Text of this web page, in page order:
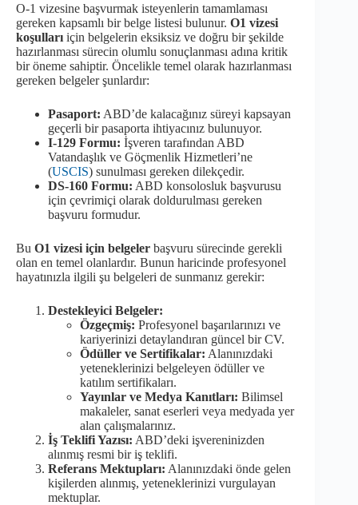
O-1 vizesine başvurmak isteyenlerin tamamlaması
gereken kapsamlı bir belge listesi bulunur. O1 vizesi
koşulları için belgelerin eksiksiz ve doğru bir şekilde
hazırlanması sürecin olumlu sonuçlanması adına kritik
bir öneme sahiptir. Öncelikle temel olarak hazırlanması
gereken belgeler şunlardır:
Pasaport: ABD’de kalacağınız süreyi kapsayan
geçerli bir pasaporta ihtiyacınız bulunuyor.
I-129 Formu: İşveren tarafından ABD
Vatandaşlık ve Göçmenlik Hizmetleri’ne
(USCIS) sunulması gereken dilekçedir.
DS-160 Formu: ABD konsolosluk başvurusu
için çevrimiçi olarak doldurulması gereken
başvuru formudur.
Bu O1 vizesi için belgeler başvuru sürecinde gerekli
olan en temel olanlardır. Bunun haricinde profesyonel
hayatınızla ilgili şu belgeleri de sunmanız gerekir:
Destekleyici Belgeler:
Özgeçmiş: Profesyonel başarılarınızı ve
kariyerinizi detaylandıran güncel bir CV.
Ödüller ve Sertifikalar: Alanınızdaki
yeteneklerinizi belgeleyen ödüller ve
katılım sertifikaları.
Yayınlar ve Medya Kanıtları: Bilimsel
makaleler, sanat eserleri veya medyada yer
alan çalışmalarınız.
İş Teklifi Yazısı: ABD’deki işvereninizden
alınmış resmi bir iş teklifi.
Referans Mektupları: Alanınızdaki önde gelen
kişilerden alınmış, yeteneklerinizi vurgulayan
mektuplar.